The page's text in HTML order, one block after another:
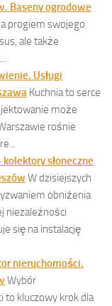
Baseny ogrodowe
progiem swojego
ale także
Usługi
Kuchnia to serce
może
rośnie
słoneczne
W dzisiejszych
obniżenia
niezależności
się na instalację
nieruchomości.
Wybór
to kluczowy krok dla